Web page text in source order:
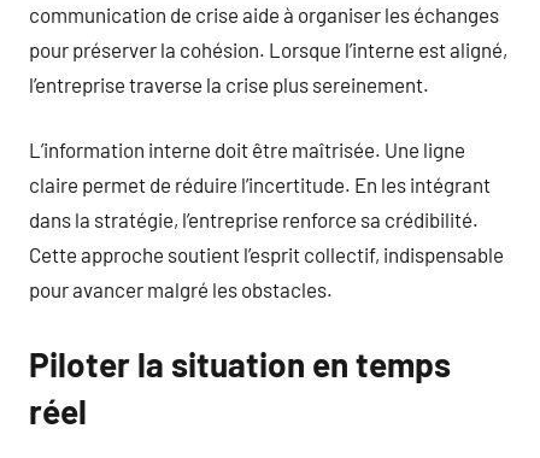
communication de crise aide à organiser les échanges
pour préserver la cohésion. Lorsque l’interne est aligné,
l’entreprise traverse la crise plus sereinement.
L’information interne doit être maîtrisée. Une ligne
claire permet de réduire l’incertitude. En les intégrant
dans la stratégie, l’entreprise renforce sa crédibilité.
Cette approche soutient l’esprit collectif, indispensable
pour avancer malgré les obstacles.
Piloter la situation en temps
réel